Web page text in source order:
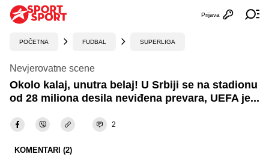
Otvori
Prijava
POČETNA FUDBAL SUPERLIGA
Nevjerovatne scene
Okolo kalaj, unutra belaj! U Srbiji se na stadionu
od 28 miliona desila neviđena prevara, UEFA je...
2
KOMENTARI (2)